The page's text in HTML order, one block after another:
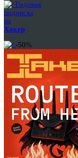
Годовая
подписка
на
Хакер
-50%